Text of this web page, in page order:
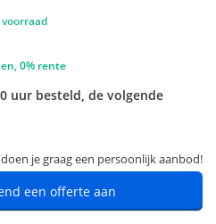
0% rente
uur besteld, de volgende
je graag een persoonlijk aanbod!
een offerte aan